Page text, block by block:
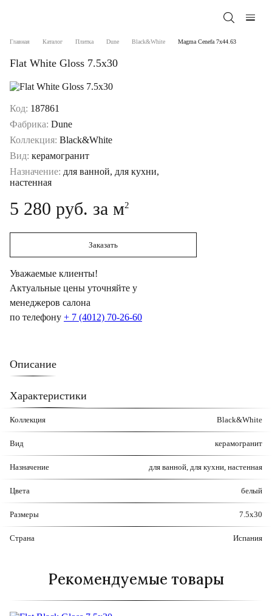
Главная Каталог Плитка Dune Black&White Magma Cenefa 7x44.63
Flat White Gloss 7.5x30
Код: 187861
Фабрика: Dune
Коллекция: Black&White
Вид: керамогранит
Назначение: для ванной, для кухни,
настенная
5 280 руб. за м2
Заказать
Уважаемые клиенты!
Актуальные цены уточняйте у
менеджеров салона
по телефону + 7 (4012) 70-26-60
Описание
Характеристики
Коллекция Black&White
Вид керамогранит
Назначение для ванной, для кухни, настенная
Цвета белый
Размеры 7.5x30
Страна Испания
Рекомендуемые товары